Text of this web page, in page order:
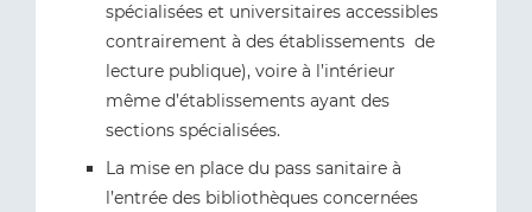
spécialisées et universitaires accessibles
contrairement à des établissements de
lecture publique), voire à l’intérieur
même d’établissements ayant des
sections spécialisées.
La mise en place du pass sanitaire à
l’entrée des bibliothèques concernées